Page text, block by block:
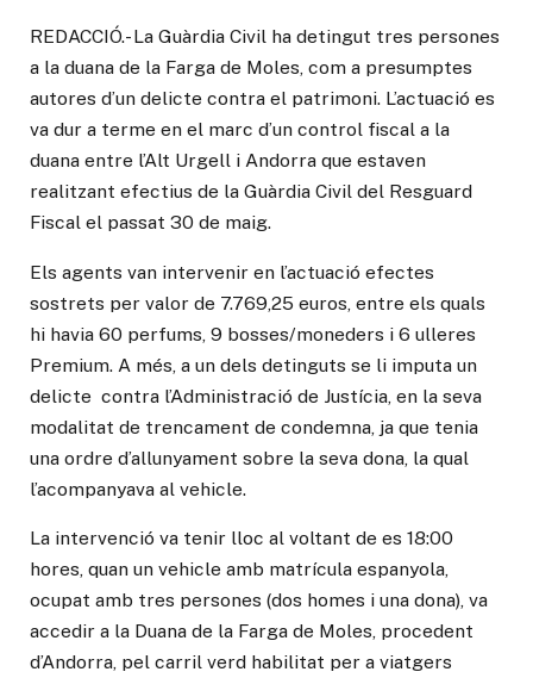
REDACCIÓ.- La Guàrdia Civil ha detingut tres persones
a la duana de la Farga de Moles, com a presumptes
autores d’un delicte contra el patrimoni. L’actuació es
va dur a terme en el marc d’un control fiscal a la
duana entre l’Alt Urgell i Andorra que estaven
realitzant efectius de la Guàrdia Civil del Resguard
Fiscal el passat 30 de maig.
Els agents van intervenir en l’actuació efectes
sostrets per valor de 7.769,25 euros, entre els quals
hi havia 60 perfums, 9 bosses/moneders i 6 ulleres
Premium. A més, a un dels detinguts se li imputa un
delicte contra l’Administració de Justícia, en la seva
modalitat de trencament de condemna, ja que tenia
una ordre d’allunyament sobre la seva dona, la qual
l’acompanyava al vehicle.
La intervenció va tenir lloc al voltant de es 18:00
hores, quan un vehicle amb matrícula espanyola,
ocupat amb tres persones (dos homes i una dona), va
accedir a la Duana de la Farga de Moles, procedent
d’Andorra, pel carril verd habilitat per a viatgers